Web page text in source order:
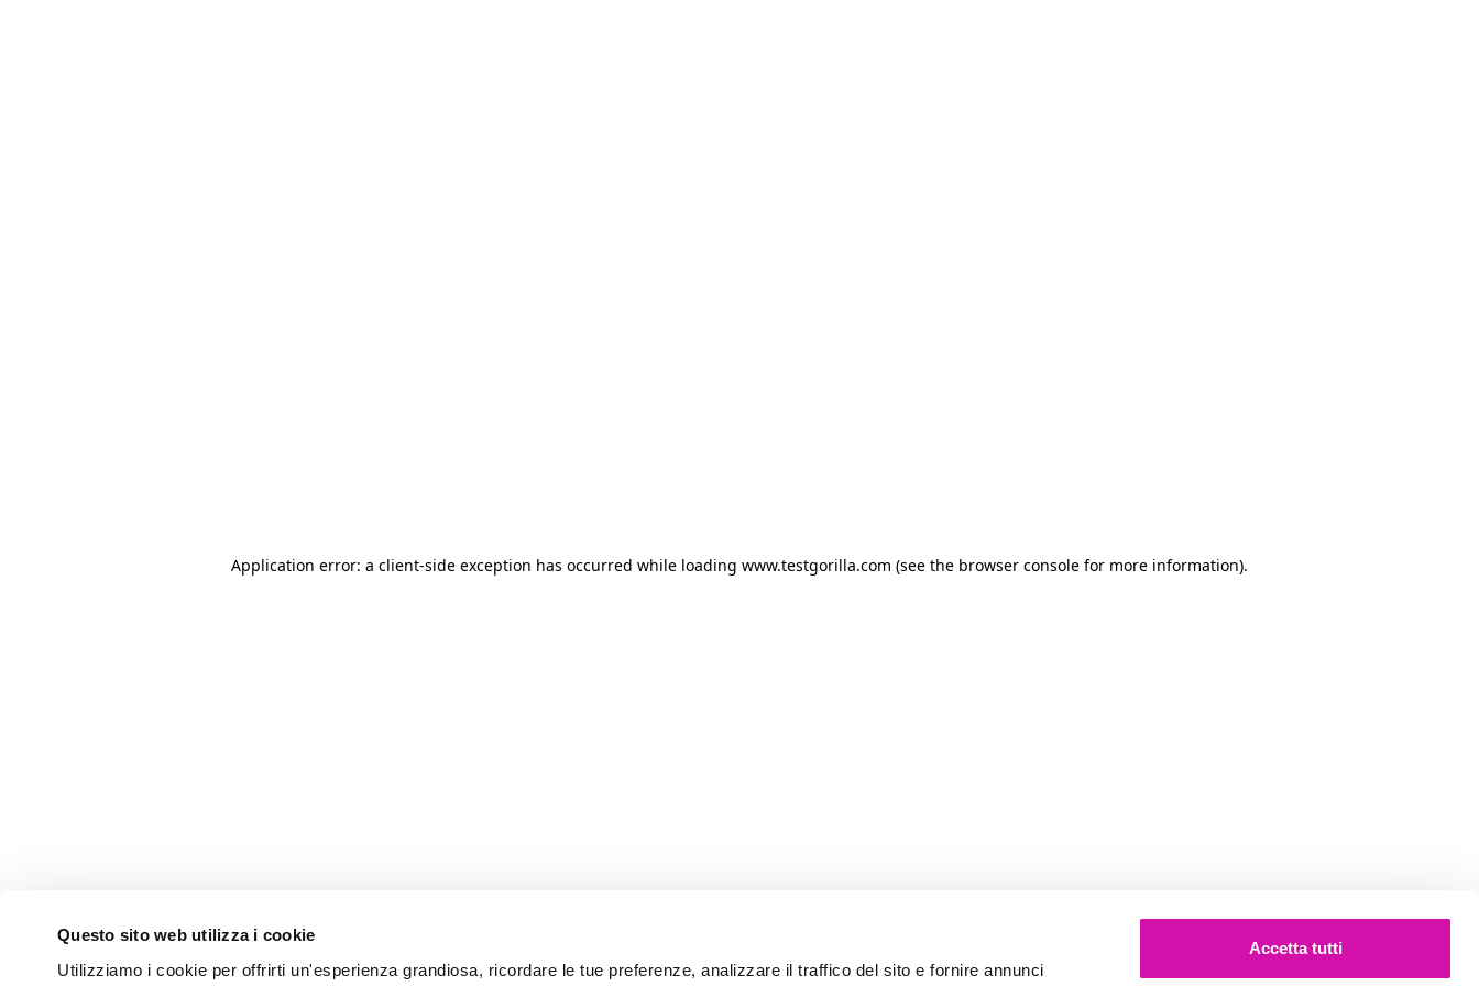
Questo sito web utilizza i cookie
Utilizziamo i cookie per offrirti un'esperienza grandiosa, ricordare le tue preferenze, analizzare il traffico del sito e fornire annunci
Accetta tutti
Application error: a client-side exception has occurred while loading www.testgorilla.com (see the browser console for more information).